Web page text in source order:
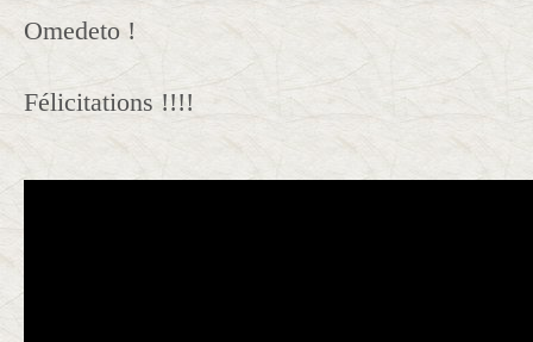
Omedeto !
Félicitations !!!!